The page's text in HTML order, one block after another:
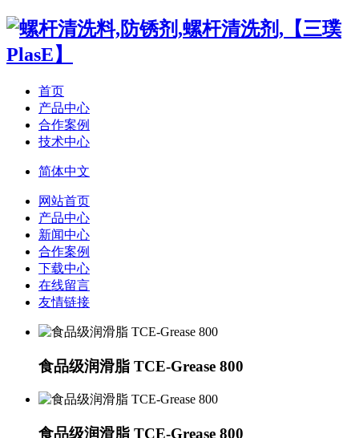
首页
产品中心
合作案例
技术中心
简体中文
网站首页
产品中心
新闻中心
合作案例
下载中心
在线留言
友情链接
食品级润滑脂 TCE-Grease 800
食品级润滑脂 TCE-Grease 800